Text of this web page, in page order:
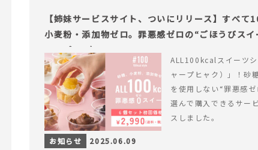
【姉妹サービスサイト、ついにリリース】すべて
小麦粉・添加物ゼロ。罪悪感ゼロの“ごほうびス
ャープ100）』
ALL100kcalスイーツ
ャープヒャク）」！砂
を使用しない“罪悪感
選んで購入できるサー
スしました。
お知らせ 2025.06.09